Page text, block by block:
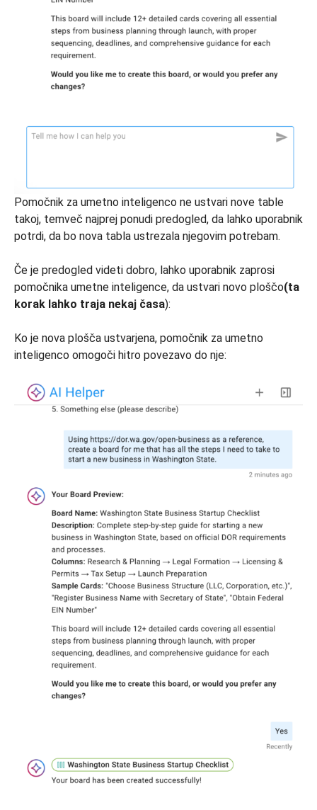
Pomočnik za umetno inteligenco ne ustvari nove table
takoj, temveč najprej ponudi predogled, da lahko uporabnik
potrdi, da bo nova tabla ustrezala njegovim potrebam.
Če je predogled videti dobro, lahko uporabnik zaprosi
pomočnika umetne inteligence, da ustvari novo ploščo(ta
korak lahko traja nekaj časa):
Ko je nova plošča ustvarjena, pomočnik za umetno
inteligenco omogoči hitro povezavo do nje: